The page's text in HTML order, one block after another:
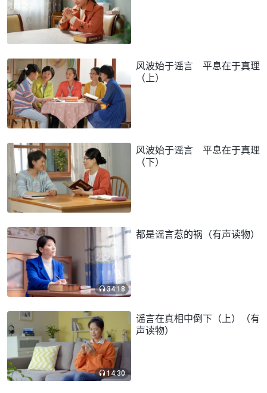
风波始于谣言 平息在于真理
（上）
风波始于谣言 平息在于真理
（下）
34:18
都是谣言惹的祸（有声读物）
14:30
谣言在真相中倒下（上）（有
声读物）